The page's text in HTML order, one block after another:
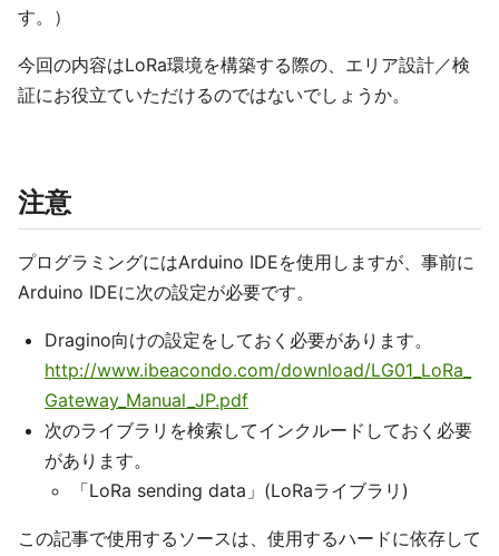
す。）
今回の内容はLoRa環境を構築する際の、エリア設計／検
証にお役立ていただけるのではないでしょうか。
注意
プログラミングにはArduino IDEを使用しますが、事前に
Arduino IDEに次の設定が必要です。
Dragino向けの設定をしておく必要があります。
http://www.ibeacondo.com/download/LG01_LoRa_
Gateway_Manual_JP.pdf
次のライブラリを検索してインクルードしておく必要
があります。
「LoRa sending data」(LoRaライブラリ)
この記事で使用するソースは、使用するハードに依存して